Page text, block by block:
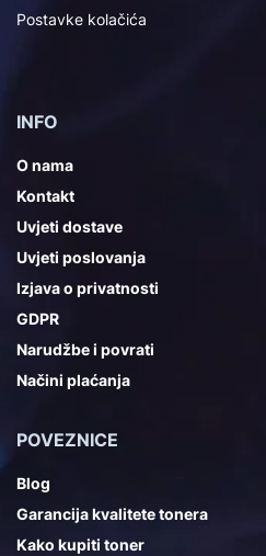
Postavke kolačića
INFO
O nama
Kontakt
Uvjeti dostave
Uvjeti poslovanja
Izjava o privatnosti
GDPR
Narudžbe i povrati
Načini plaćanja
POVEZNICE
Blog
Garancija kvalitete tonera
Kako kupiti toner